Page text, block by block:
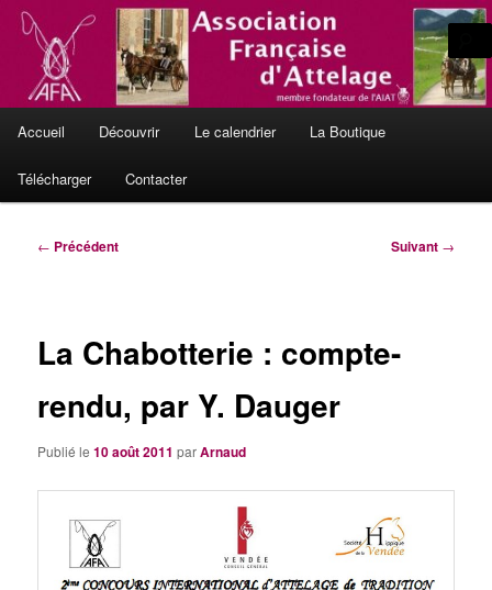
Aller
contenu
principalLe site officiel de l'Association
Française d'Attelage
L'Attelage de Tradition, en France et en Europe
principal
Accueil Découvrir Le calendrier La Boutique
Télécharger Contacter
Navigation
← Précédent Suivant →
La Chabotterie : compte-
rendu, par Y. Dauger
Publié le10 août 2011 parArnaud